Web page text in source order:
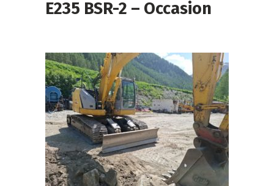
E235 BSR-2 – Occasion